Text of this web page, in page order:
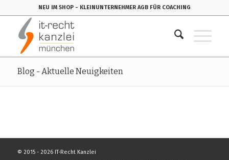
NEU IM SHOP - KLEINUNTERNEHMER AGB FÜR COACHING
Blog - Aktuelle Neuigkeiten
© 2015 - 2026 IT-Recht Kanzlei